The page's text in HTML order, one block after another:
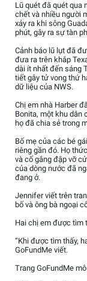
Lũ quét đã quét qua
chết và nhiều người
xảy ra khi sông
phút, gây ra sự tàn
Cảnh báo lũ lụt đã
đưa ra trên khắp
dài ít nhất đến sáng
tiết gây tử vong thứ
dữ liệu của NWS.
Chị em nhà Harber
Bonita, một khu dân
họ đã chia sẻ trong
Bố mẹ của các bé
riêng gần đó. Họ
và cố gắng đập vỡ
của dòng nước đã
đang ở.
Jennifer viết trên
bố và ông bà ngoại
Hai chị em được tìm
“Khi được tìm thấy,
GoFundMe viết.
Trang GoFundMe